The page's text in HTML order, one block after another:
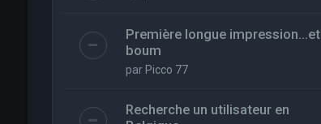
Première longue impression...et
boum
par Picco 77
Recherche un utilisateur en